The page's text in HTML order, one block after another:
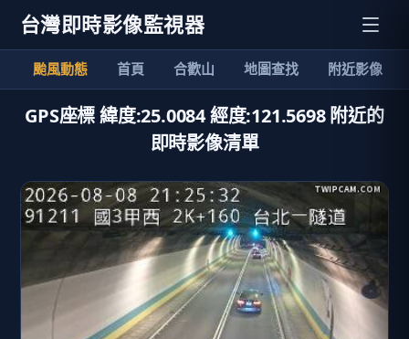
台灣即時影像監視器
颱風動態 首頁 合歡山 地圖查找 附近影像
GPS座標 緯度:25.0084 經度:121.5698 附近的
即時影像清單